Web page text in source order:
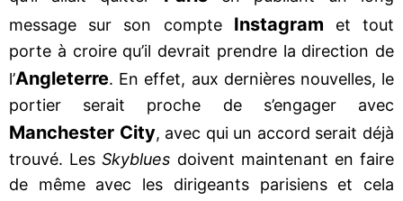
message sur son compte Instagram et tout
porte à croire qu’il devrait prendre la direction de
l’Angleterre. En effet, aux dernières nouvelles, le
portier serait proche de s’engager avec
Manchester City, avec qui un accord serait déjà
trouvé. LesSkyblues doivent maintenant en faire
de même avec les dirigeants parisiens et cela